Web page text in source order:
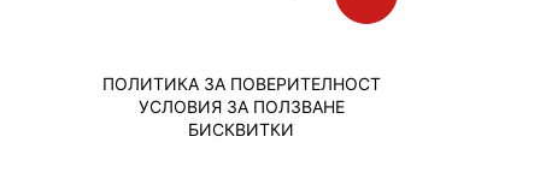
ПОЛИТИКА ЗА ПОВЕРИТЕЛНОСТ
УСЛОВИЯ ЗА ПОЛЗВАНЕ
БИСКВИТКИ